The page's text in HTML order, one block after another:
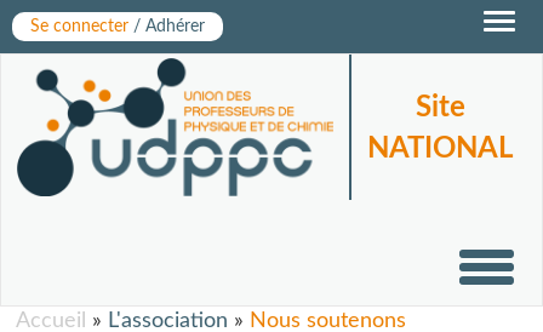
Se connecter / Adhérer
Toggle
Site
NATIONAL
Accueil » L'association » Nous soutenons